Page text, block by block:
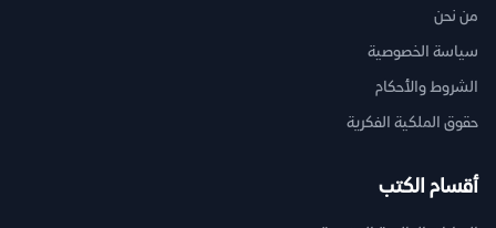
من نحن
سياسة الخصوصية
الشروط والأحكام
حقوق الملكية الفكرية
أقسام الكتب